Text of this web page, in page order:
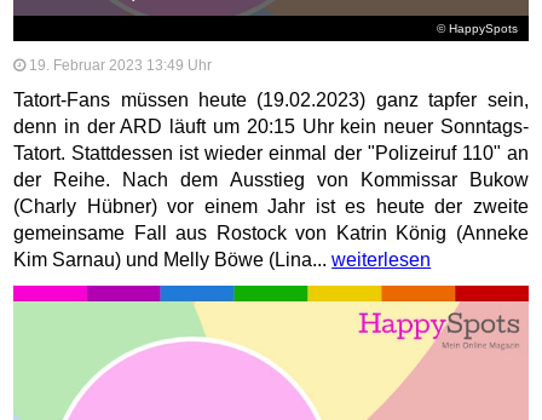
© HappySpots
19. Februar 2023 13:49 Uhr
Tatort-Fans müssen heute (19.02.2023) ganz tapfer sein,
denn in der ARD läuft um 20:15 Uhr kein neuer Sonntags-
Tatort. Stattdessen ist wieder einmal der "Polizeiruf 110" an
der Reihe. Nach dem Ausstieg von Kommissar Bukow
(Charly Hübner) vor einem Jahr ist es heute der zweite
gemeinsame Fall aus Rostock von Katrin König (Anneke
Kim Sarnau) und Melly Böwe (Lina...weiterlesen